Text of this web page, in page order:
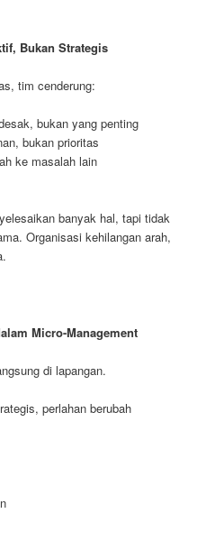
Bukan Strategis
tim cenderung:
bukan yang penting
bukan prioritas
ke masalah lain
banyak hal, tapi tidak
Organisasi kehilangan arah,
Micro-Management
di lapangan.
perlahan berubah